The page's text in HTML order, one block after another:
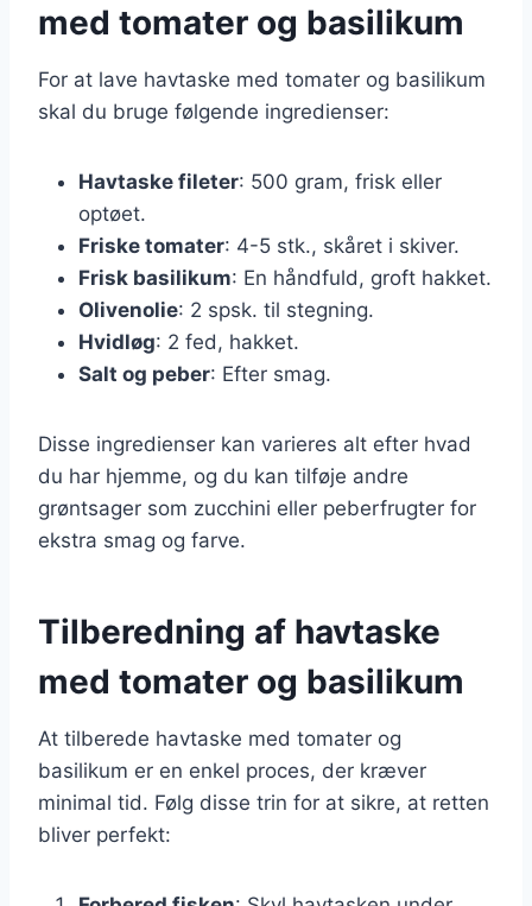
med tomater og basilikum
For at lave havtaske med tomater og basilikum
skal du bruge følgende ingredienser:
Havtaske fileter: 500 gram, frisk eller
optøet.
Friske tomater: 4-5 stk., skåret i skiver.
Frisk basilikum: En håndfuld, groft hakket.
Olivenolie: 2 spsk. til stegning.
Hvidløg: 2 fed, hakket.
Salt og peber: Efter smag.
Disse ingredienser kan varieres alt efter hvad
du har hjemme, og du kan tilføje andre
grøntsager som zucchini eller peberfrugter for
ekstra smag og farve.
Tilberedning af havtaske
med tomater og basilikum
At tilberede havtaske med tomater og
basilikum er en enkel proces, der kræver
minimal tid. Følg disse trin for at sikre, at retten
bliver perfekt: